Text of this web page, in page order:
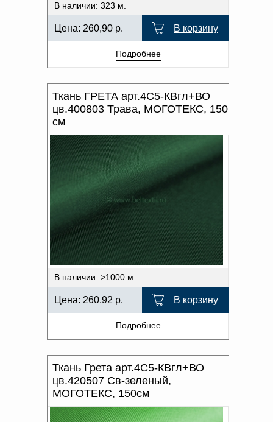
В наличии: 323 м.
Цена: 260,90 р. В корзину
Подробнее
Ткань ГРЕТА арт.4С5-КВгл+ВО
цв.400803 Трава, МОГОТЕКС, 150
см
В наличии: >1000 м.
Цена: 260,92 р. В корзину
Подробнее
Ткань Грета арт.4С5-КВгл+ВО
цв.420507 Св-зеленый,
МОГОТЕКС, 150см